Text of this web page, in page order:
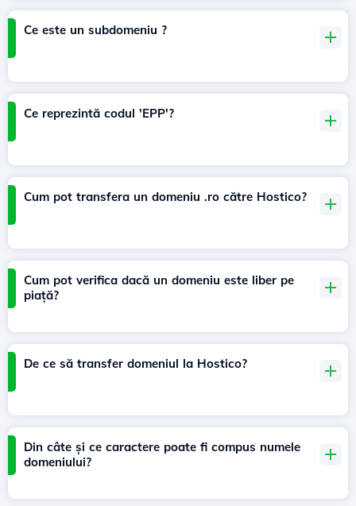
Ce este un subdomeniu ?
Ce reprezintă codul 'EPP'?
Cum pot transfera un domeniu .ro către Hostico?
Cum pot verifica dacă un domeniu este liber pe
piață?
De ce să transfer domeniul la Hostico?
Din câte și ce caractere poate fi compus numele
domeniului?